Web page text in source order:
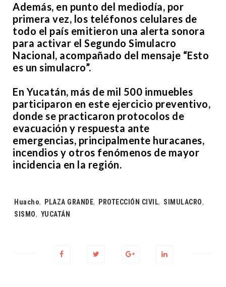
Además, en punto del mediodía, por
primera vez, los teléfonos celulares de
todo el país emitieron una alerta sonora
para activar el Segundo Simulacro
Nacional, acompañado del mensaje “Esto
es un simulacro”.
En Yucatán, más de mil 500 inmuebles
participaron en este ejercicio preventivo,
donde se practicaron protocolos de
evacuación y respuesta ante
emergencias, principalmente huracanes,
incendios y otros fenómenos de mayor
incidencia en la región.
Tags:
Huacho, PLAZA GRANDE, PROTECCIÓN CIVIL, SIMULACRO,
SISMO, YUCATÁN